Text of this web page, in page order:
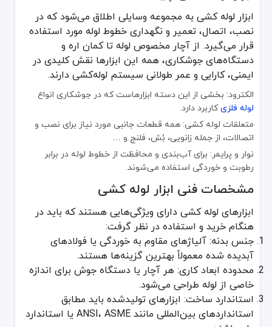
ابزارهای لوله کشی را می‌توان بر اساس کارکرد و نحوه استفاده
ابزار برش لوله: مانند اره لوله‌بر، قیچی برش PVC، کاتر دستی یا برقی.
ابزار اتصال: شامل آچار لوله‌گیر، آچار فرانسه، انبر قفلی و دستگاه پرس.
ابزار جوشکاری: الکترود، دستگاه جوش قوس الکتریکی یا دستگاه جوش TIG/MIG برای اتصال فلزی لوله‌ها.
ابزار آب‌بندی: نظیر نوار تفلون، نوار و پرایمر، خمیر آب‌بندی، و
دسته‌بندی بر اساس کارکرد
ابزار برش لوله (Cutting Tools)
ابزار اتصال (Connecting Tools) آچار لوله‌گیر، آچار فرانسه،
الکترود مناسب برای جوشکاری لوله
الکترودها از روکش‌های خاصی برخوردارند که میزان نفوذ و کیفیت
محصولات مکمل ابزار لوله کشی
محصولات مکمل شامل لوازم جانبی است که در کنار ابزارهای اصلی
متعلقات لوله کشی مثل بُش، زانویی وفلنجبرای اتصال لوله‌ها.
ابزار لوله کشی به مجموعه وسایلی اطلاق می‌شود که در
نصب، اتصال، تعمیر و نگهداری خطوط لوله مورد استفاده
قرار می‌گیرد. از آچار مخصوص لوله تا کمان اره و
دستگاه‌های جوشکاری، همه این ابزارها نقش کلیدی در
ایمنی، کارایی و عمر طولانی سیستم لوله‌کشی دارند.
الکترود: بخشی از این دسته ابزارهاست که در جوشکاری انواع
لوله‌ فلزیکاربرد دارد.
متعلقات لوله کشی: همه قطعات جانبی مورد نیاز برای نصب و
اتصالات، از جمله زانویی، بُش، فلنج و …
نوار و پرایمر: برای آب‌بندی و محافظت از خطوط لوله در برابر
رطوبت و خوردگی استفاده می‌شوند.
مشخصات فنی ابزار لوله کشی
ابزارهای لوله کشی دارای ویژگی‌هایی هستند که باید در
هنگام خرید و استفاده در نظر گرفت:
جنس بدنه: آلیاژهای مقاوم به خوردگی یا فولادهای
آبدیده شده معمولاً بهترین گزینه‌ها هستند.
محدوده ابعاد کاری: هر آچار یا دستگاه جوش برای اندازه
خاصی از لوله طراحی می‌شود.
استاندارد ساخت: ابزارهای تولیدشده باید مطابق
استانداردهای بین‌المللی مانند ANSI، ASME یا استاندارد